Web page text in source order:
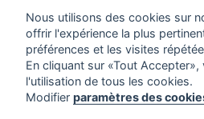
d'utilisation du site.
PRODUITS
Nous utilisons des cookies sur
offrir l'expérience la plus
préférences et les visites
En cliquant sur «Tout
l'utilisation de tous les cookies.
Modifier paramètres des